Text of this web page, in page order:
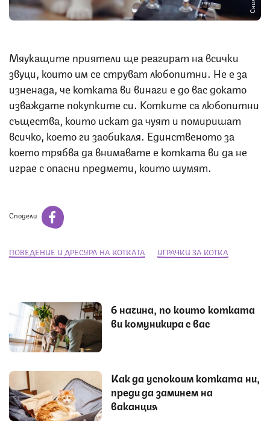
Мяукащите приятели ще реагират на всички
звуци, които им се струват любопитни. Не е за
изненада, че котката ви винаги е до вас докато
изваждате покупките си. Котките са любопитни
същества, които искат да чуят и помиришат
всичко, което ги заобикаля. Единственото за
което трябва да внимавате е котката ви да не
играе с опасни предмети, които шумят.
Сподели
ПОВЕДЕНИЕ И ДРЕСУРА НА КОТКАТА ИГРАЧКИ ЗА КОТКА
6 начина, по които котката
ви комуникира с вас
Как да успокоим котката ни,
преди да заминем на
ваканция